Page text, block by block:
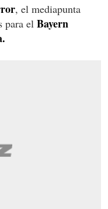
, el mediapunta
para el Bayern